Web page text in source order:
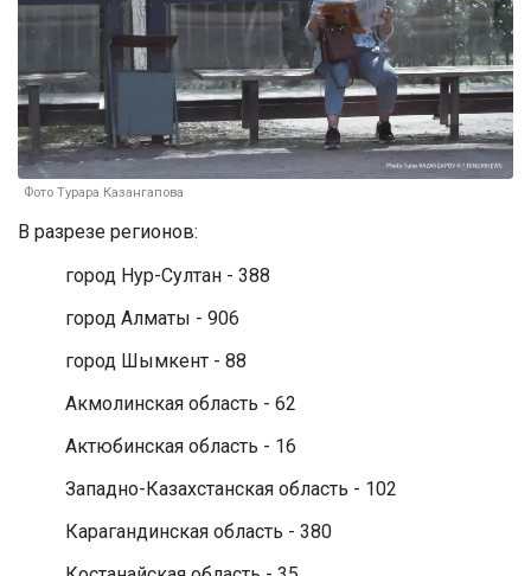
Фото Турара Казангапова
В разрезе регионов:
город Нур-Султан - 388
город Алматы - 906
город Шымкент - 88
Акмолинская область - 62
Актюбинская область - 16
Западно-Казахстанская область - 102
Карагандинская область - 380